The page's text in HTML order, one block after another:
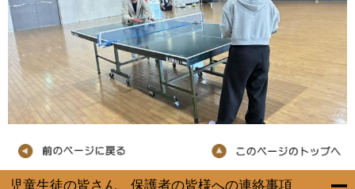
児童生徒の皆さん、保護者の皆様への連絡事項